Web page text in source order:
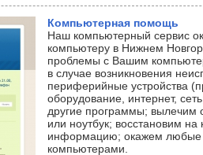
Компьютерная помощь
Наш компьютерный сервис
компьютеру в Нижнем
проблемы с Вашим
в случае возникновения
периферийные устройства
оборудование, интернет,
другие программы; вылечим
или ноутбук; восстановим
информацию; окажем любые
компьютерами.